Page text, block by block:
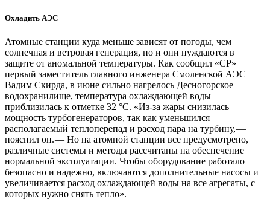
Охладить АЭС
Атомные станции куда меньше зависят от погоды, чем
солнечная и ветровая генерация, но и они нуждаются в
защите от аномальной температуры. Как сообщил «СР»
первый заместитель главного инженера Смоленской АЭС
Вадим Скирда, в июне сильно нагрелось Десногорское
водохранилище, температура охлаждающей воды
приблизилась к отметке 32 °C. «Из-за жары снизилась
мощность турбогенераторов, так как уменьшился
располагаемый теплоперепад и расход пара на турбину, — ​
пояснил он. — ​Но на атомной станции все предусмотрено,
различные системы и методы рассчитаны на обеспечение
нормальной эксплуатации. Чтобы оборудование работало
безопасно и надежно, включаются дополнительные насосы и
увеличивается расход охлаждающей воды на все агрегаты, с
которых нужно снять тепло».